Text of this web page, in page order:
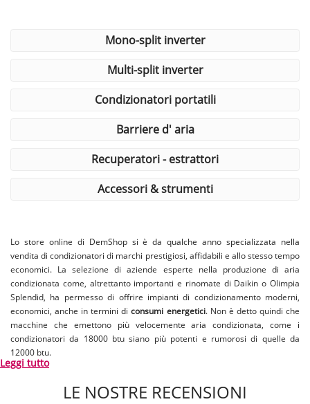
mono-split inverter
multi-split inverter
condizionatori portatili
barriere d' aria
recuperatori - estrattori
accessori & strumenti
Lo store online di DemShop si è da qualche anno specializzata nella
vendita di condizionatori di marchi prestigiosi, affidabili e allo stesso tempo
economici. La selezione di aziende esperte nella produzione di aria
condizionata come, altrettanto importanti e rinomate di Daikin o Olimpia
Splendid, ha permesso di offrire impianti di condizionamento moderni,
economici, anche in termini diconsumi energetici. Non è detto quindi che
macchine che emettono più velocemente aria condizionata, come i
condizionatori da 18000 btu siano più potenti e rumorosi di quelle da
12000 btu.
Tutto dipenderà dalle caratteristiche tecniche, indicate nel libretto e dalla
intenzione di comprare. Aria condizionata portatile.
Leggi tutto
LE NOSTRE RECENSIONI